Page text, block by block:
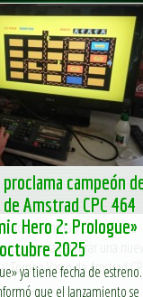
campeón
Amstrad CPC 464
al Amstrad CPC volvió a
para celebrar una nueva
Vasco de Amstrad CPC
Hero 2: Prologue»
2025
ya tiene fecha de estreno.
que el lanzamiento se